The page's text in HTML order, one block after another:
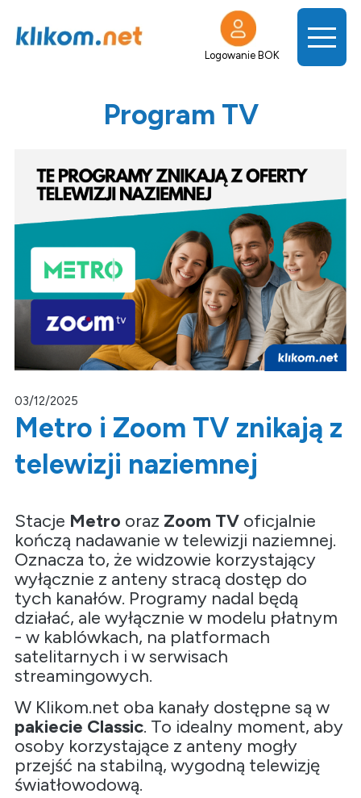
Logowanie BOK
Program TV
03/12/2025
Metro i Zoom TV znikają z
telewizji naziemnej
Stacje Metro oraz Zoom TVoficjalnie
kończą nadawanie w telewizji naziemnej.
Oznacza to, że widzowie korzystający
wyłącznie z anteny stracą dostęp do
tych kanałów. Programy nadal będą
działać, ale wyłącznie w modelu płatnym
- w kablówkach, na platformach
satelitarnych i w serwisach
streamingowych.
W Klikom.net oba kanały dostępne są w
pakiecie Classic. To idealny moment, aby
osoby korzystające z anteny mogły
przejść na stabilną, wygodną telewizję
światłowodową.